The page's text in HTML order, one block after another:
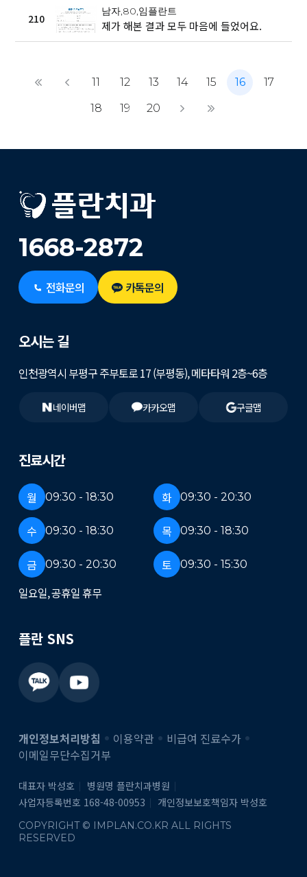
210 제가 해본 결과 모두 마음에 들었어요.
남자,80,임플란트
11 12 13 14 15 16
17
18
19 20
1668-2872
전화문의 카톡문의
진료시간
월 09:30 - 18:30 화 09:30 - 20:30
수 09:30 - 18:30 목 09:30 - 18:30
금 09:30 - 20:30 토 09:30 - 15:30
일요일, 공휴일 휴무
오시는 길
인천광역시 부평구 주부토로 17 (부평동), 메타타워 2층~6층
네이버맵 카카오맵 구글맵
플란 SNS
개인정보처리방침 이용약관
비급여 진료수가
이메일무단수집거부
대표자 박성호
병원명 플란치과병원
사업자등록번호 168-48-00953
개인정보보호책임자 박성호
COPYRIGHT © IMPLAN.CO.KR ALL RIGHTS
RESERVED